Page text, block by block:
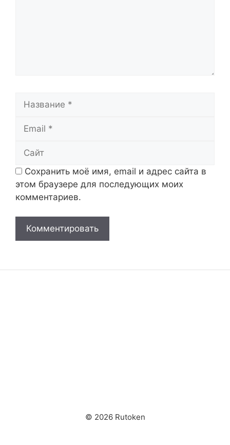
Сохранить моё имя, email и адрес сайта в
этом браузере для последующих моих
комментариев.
© 2026 Rutoken